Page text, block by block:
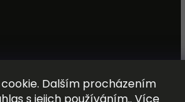
Dalším procházením